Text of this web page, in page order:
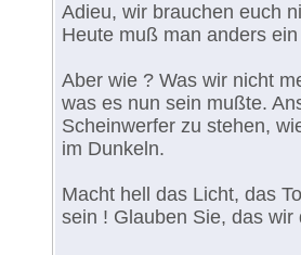
Adieu, wir brauchen euch
Heute muß man anders
Aber wie ? Was wir nicht
was es nun sein mußte.
Scheinwerfer zu stehen,
im Dunkeln.
Macht hell das Licht, das
sein ! Glauben Sie, das